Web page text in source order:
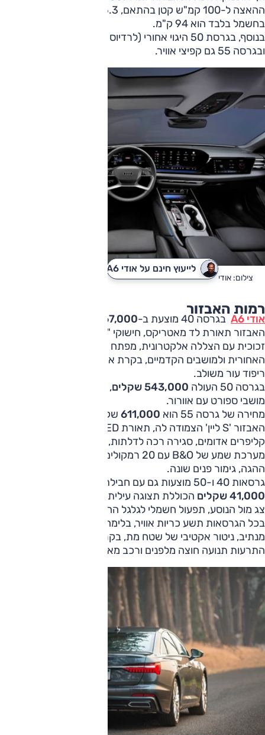
בחשמל בלבד הוא 94 ק"מ.
ובגרסה 55 גם קפיצי אוויר.
צילום: אודי
לייעוץ חינם על אודי A6
רמות האבזור
אודי A6 בגרסה 40 מוצעת ב- 467,000 שקלים
זכוכית עם הצללה אלקטרונית, מפתח חכם, תפעול חשמלי לדלת
האחורית ולמושבים הקדמיים, בקרת אקלים ארבעה-אזורית,
ריפוד עור משולב.
בגרסה 50 העולה
543,000 שקלים
, אותו מפרט אבזור, גם
מושבי ספורט עם אוורור.
מחירה של גרסה 55 הוא
611,000 שקלים, ובמפרט של רמת
קליפרים אדומים, סגירה רכה לדלתות, תצוגה עילית, צג לנוסע,
מערכת שמע של B&O עם 20 רמקולים, תפעול חשמלי לגלגל
ההגה, גימור פנים שונה.
גרסאות 40 ו-50 מוצעות גם עם חבילת 'פרמיום' שמחירה
41,000 שקלים
צג מול הנוסע, תפעול חשמלי לגלגל ההגה.
בכל הגרסאות תשע כריות אוויר, בלימה אוטונומית, תיקון סטייה
מנתיב, ניטור אקטיבי של שטח מת, בקרת שיוט אדפטיבית,
התרעות תנועה חוצה מלפנים ורכב מאחור, עמעום אוטומטי.